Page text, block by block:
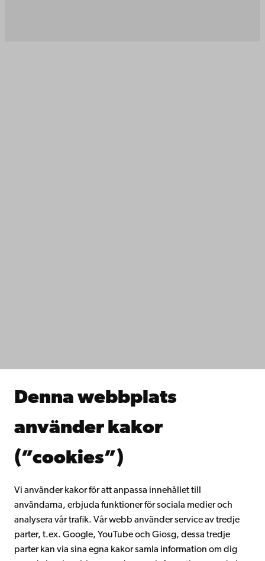
Denna webbplats
använder kakor
(”cookies”)
Vi använder kakor för att anpassa innehållet till
användarna, erbjuda funktioner för sociala medier och
analysera vår trafik. Vår webb använder service av tredje
parter, t.ex. Google, YouTube och Giosg, dessa tredje
parter kan via sina egna kakor samla information om dig
Samarbeta med oss
Kontinuerligt lärande
Gå med i Åbo Akademis alumnnätverk
Intranätet
Facebook InstagramYouTube LinkedIn Blog Snapchat